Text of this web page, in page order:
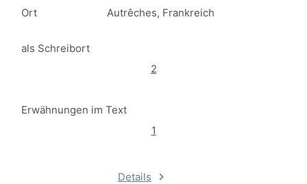
Ort Autrêches, Frankreich
als Schreibort
2
Erwähnungen im Text
1
Details